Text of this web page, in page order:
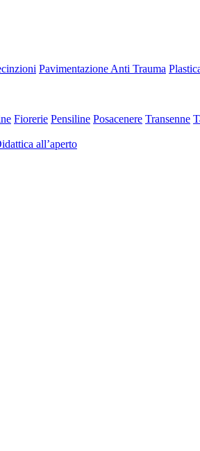
Pavimentazione Anti Trauma
Fiorerie Pensiline Posacenere Transenne
all’aperto